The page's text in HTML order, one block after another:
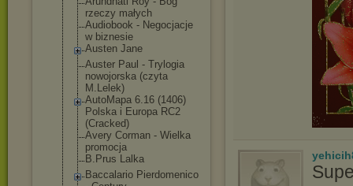
rzeczy małych
Audiobook - Negocjacje
w biznesie
Austen Jane
Auster Paul - Trylogia
nowojorska (czyta
M.Lelek)
AutoMapa 6.16 (1406)
Polska i Europa RC2
(Cracked)
Avery Corman - Wielka
promocja
B.Prus Lalka
Baccalario Pierdomenico